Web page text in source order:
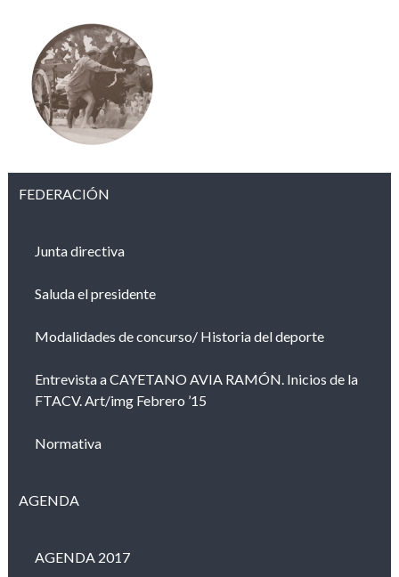
FEDERACIÓN
Junta directiva
Saluda el presidente
Modalidades de concurso/ Historia del deporte
Entrevista a CAYETANO AVIA RAMÓN. Inicios de la
FTACV. Art/img Febrero ’15
Normativa
AGENDA
AGENDA 2017